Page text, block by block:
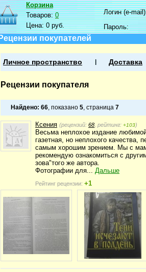
Корзина
Товаров:0
Цена:0 руб.
Логин (e-
Пароль:
Рецензии покупателей
Личное пространство Доставка
Рецензии покупателя
Найдено: 66, показано 5, страница 7
Ксения (рецензий: 68 , рейтинг: +103)
Весьма неплохое издание
газетная, но неплохого
самым хорошим зрением. Мы с
рекомендую ознакомиться с
зова"того же автора.
Фотографии для... Дальше
Рейтинг рецензии: +1